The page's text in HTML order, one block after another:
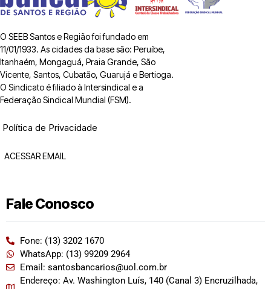
O SEEB Santos e Região foi fundado em
11/01/1933. As cidades da base são: Peruíbe,
Itanhaém, Mongaguá, Praia Grande, São
Vicente, Santos, Cubatão, Guarujá e Bertioga.
O Sindicato é filiado à Intersindical e a
Federação Sindical Mundial (FSM).
Política de Privacidade
ACESSAR EMAIL
Fale Conosco
Fone: (13) 3202 1670
WhatsApp: (13) 99209 2964
Email: santosbancarios@uol.com.br
Endereço: Av. Washington Luís, 140 (Canal 3) Encruzilhada,